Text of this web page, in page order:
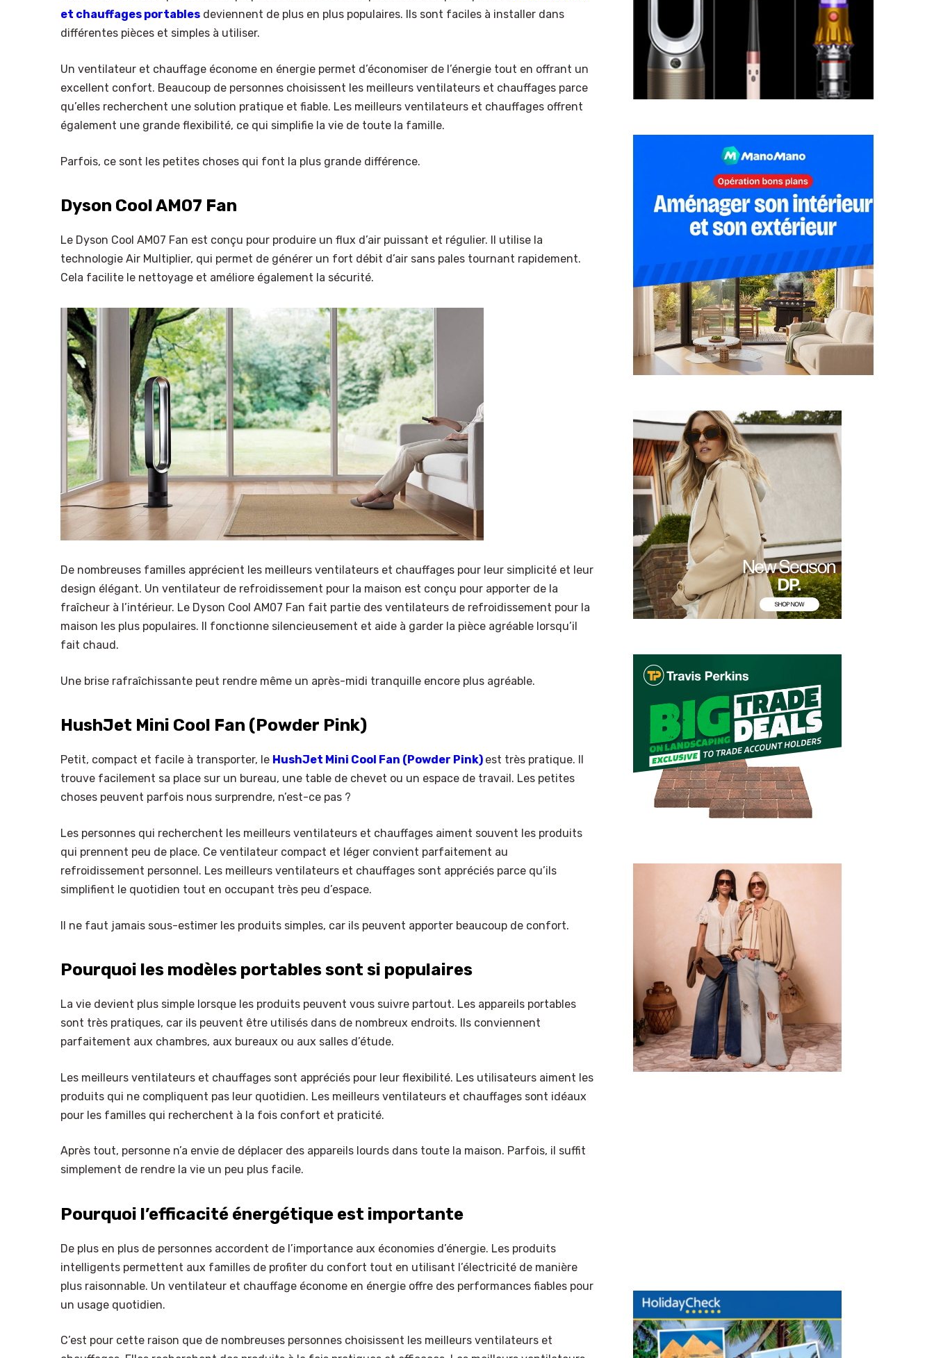
et chauffages portables deviennent de plus en plus populaires. Ils sont faciles à installer dans
différentes pièces et simples à utiliser.
Un ventilateur et chauffage économe en énergie permet d’économiser de l’énergie tout en offrant un
excellent confort. Beaucoup de personnes choisissent les meilleurs ventilateurs et chauffages parce
qu’elles recherchent une solution pratique et fiable. Les meilleurs ventilateurs et chauffages offrent
également une grande flexibilité, ce qui simplifie la vie de toute la famille.
Parfois, ce sont les petites choses qui font la plus grande différence.
Dyson Cool AM07 Fan
Le Dyson Cool AM07 Fan est conçu pour produire un flux d’air puissant et régulier. Il utilise la
technologie Air Multiplier, qui permet de générer un fort débit d’air sans pales tournant rapidement.
Cela facilite le nettoyage et améliore également la sécurité.
De nombreuses familles apprécient les meilleurs ventilateurs et chauffages pour leur simplicité et leur
design élégant. Un ventilateur de refroidissement pour la maison est conçu pour apporter de la
fraîcheur à l’intérieur. Le Dyson Cool AM07 Fan fait partie des ventilateurs de refroidissement pour la
maison les plus populaires. Il fonctionne silencieusement et aide à garder la pièce agréable lorsqu’il
fait chaud.
Une brise rafraîchissante peut rendre même un après-midi tranquille encore plus agréable.
HushJet Mini Cool Fan (Powder Pink)
Petit, compact et facile à transporter, le HushJet Mini Cool Fan (Powder Pink) est très pratique. Il
trouve facilement sa place sur un bureau, une table de chevet ou un espace de travail. Les petites
choses peuvent parfois nous surprendre, n’est-ce pas ?
Les personnes qui recherchent les meilleurs ventilateurs et chauffages aiment souvent les produits
qui prennent peu de place. Ce ventilateur compact et léger convient parfaitement au
refroidissement personnel. Les meilleurs ventilateurs et chauffages sont appréciés parce qu’ils
simplifient le quotidien tout en occupant très peu d’espace.
Il ne faut jamais sous-estimer les produits simples, car ils peuvent apporter beaucoup de confort.
Pourquoi les modèles portables sont si populaires
La vie devient plus simple lorsque les produits peuvent vous suivre partout. Les appareils portables
sont très pratiques, car ils peuvent être utilisés dans de nombreux endroits. Ils conviennent
parfaitement aux chambres, aux bureaux ou aux salles d’étude.
Les meilleurs ventilateurs et chauffages sont appréciés pour leur flexibilité. Les utilisateurs aiment les
produits qui ne compliquent pas leur quotidien. Les meilleurs ventilateurs et chauffages sont idéaux
pour les familles qui recherchent à la fois confort et praticité.
Après tout, personne n’a envie de déplacer des appareils lourds dans toute la maison. Parfois, il suffit
simplement de rendre la vie un peu plus facile.
Pourquoi l’efficacité énergétique est importante
De plus en plus de personnes accordent de l’importance aux économies d’énergie. Les produits
intelligents permettent aux familles de profiter du confort tout en utilisant l’électricité de manière
plus raisonnable. Un ventilateur et chauffage économe en énergie offre des performances fiables pour
un usage quotidien.
C’est pour cette raison que de nombreuses personnes choisissent les meilleurs ventilateurs et
Select Language